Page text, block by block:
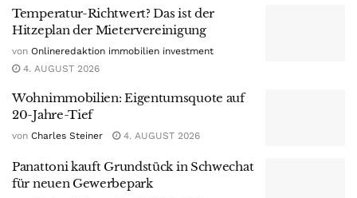
Temperatur-Richtwert? Das ist der
Hitzeplan der Mietervereinigung
von Onlineredaktion immobilien investment
4. AUGUST 2026
Wohnimmobilien: Eigentumsquote auf
20-Jahre-Tief
von Charles Steiner 4. AUGUST 2026
Panattoni kauft Grundstück in Schwechat
für neuen Gewerbepark